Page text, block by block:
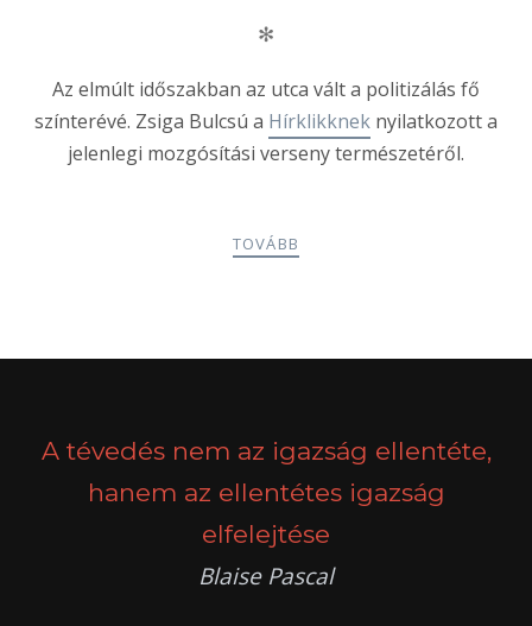
✻
Az elmúlt időszakban az utca vált a politizálás fő
színterévé. Zsiga Bulcsú a Hírklikknek nyilatkozott a
jelenlegi mozgósítási verseny természetéről.
TOVÁBB
A tévedés nem az igazság ellentéte,
hanem az ellentétes igazság
elfelejtése
Blaise Pascal